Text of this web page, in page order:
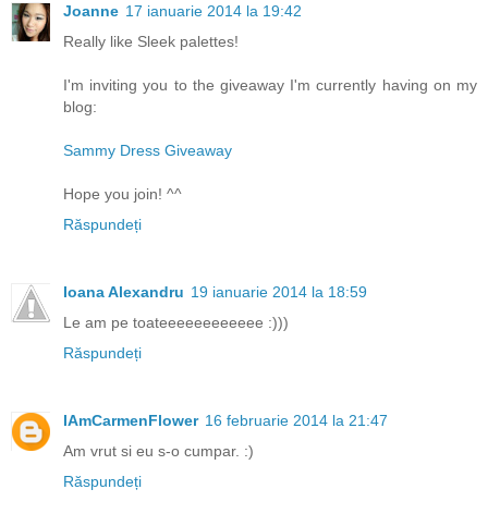
Joanne 17 ianuarie 2014 la 19:42
Really like Sleek palettes!
I'm inviting you to the giveaway I'm currently having on my
blog:
Sammy Dress Giveaway
Hope you join! ^^
Răspundeți
Ioana Alexandru 19 ianuarie 2014 la 18:59
Le am pe toateeeeeeeeeeee :)))
Răspundeți
IAmCarmenFlower 16 februarie 2014 la 21:47
Am vrut si eu s-o cumpar. :)
Răspundeți